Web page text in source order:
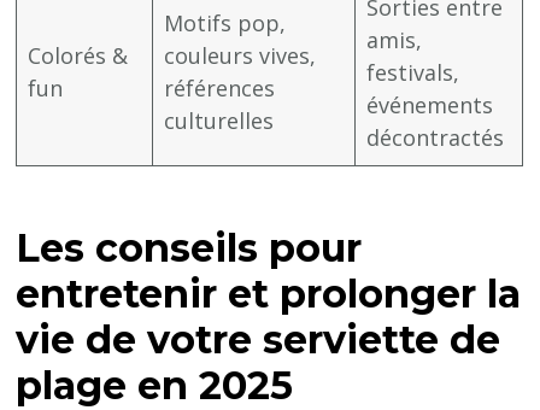
Colorés &
fun
Motifs pop,
couleurs vives,
références
culturelles
Sorties entre
amis,
festivals,
événements
décontractés
Les conseils pour
entretenir et prolonger la
vie de votre serviette de
plage en 2025